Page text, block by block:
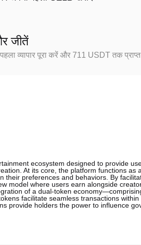
जीतें
व्यापार पूरा करें और 711 USDT तक
ecosystem designed to provide
At its core, the platform functions
their preferences and behaviors. By
model where users earn alongside
of a dual-token
facilitate seamless transactions
provide holders the power to influence